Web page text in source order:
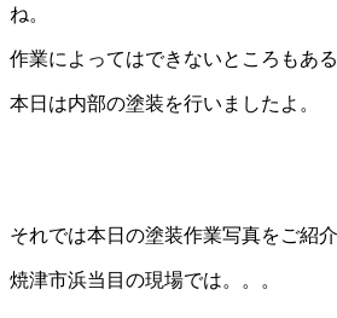
ね。
作業によってはできないところもある
本日は内部の塗装を行いましたよ。
それでは本日の塗装作業写真をご紹介
焼津市浜当目の現場では。。。